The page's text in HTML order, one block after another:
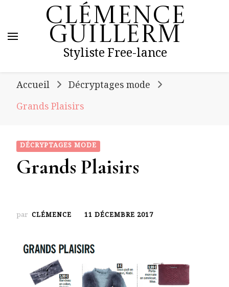
Clémence
Guillerm
Styliste Free-lance
Accueil
Décryptages mode
Grands Plaisirs
DÉCRYPTAGES MODE
Grands Plaisirs
par CLÉMENCE 11 DÉCEMBRE 2017